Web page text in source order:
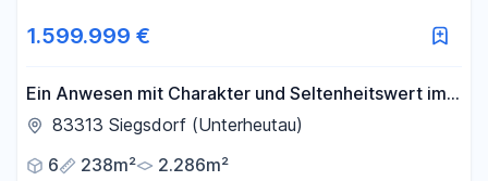
1.599.999 €
Ein Anwesen mit Charakter und Seltenheitswert im
Chiemgau
83313 Siegsdorf (Unterheutau)
6
238m² 2.286m²